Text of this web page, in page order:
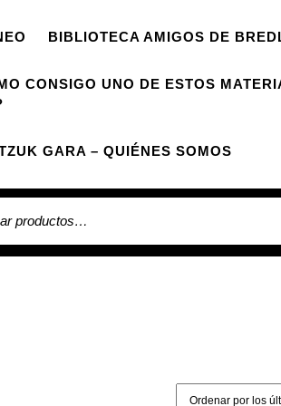
BIBLIOTECA AMIGOS DE
CONSIGO UNO DE ESTOS
GARA – QUIÉNES SOMOS